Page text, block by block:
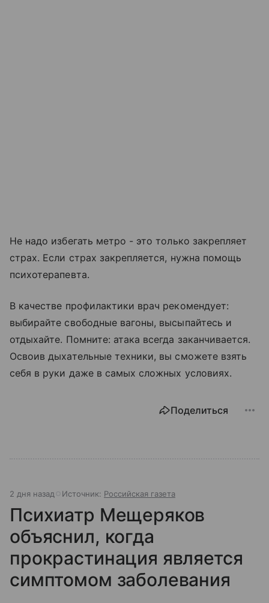
Не надо избегать метро - это только закрепляет
страх. Если страх закрепляется, нужна помощь
психотерапевта.
В качестве профилактики врач рекомендует:
выбирайте свободные вагоны, высыпайтесь и
отдыхайте. Помните: атака всегда заканчивается.
Освоив дыхательные техники, вы сможете взять
себя в руки даже в самых сложных условиях.
Поделиться
2 дня назад Источник: Российская газета
Психиатр Мещеряков
объяснил, когда
прокрастинация является
симптомом заболевания